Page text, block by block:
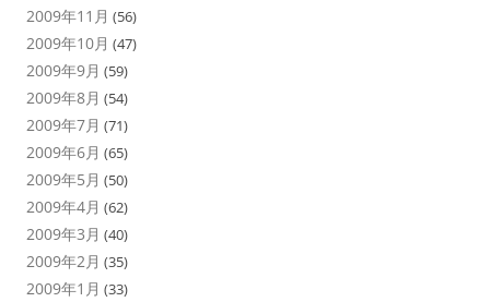
2009年11月 (56)
2009年10月 (47)
2009年9月 (59)
2009年8月 (54)
2009年7月 (71)
2009年6月 (65)
2009年5月 (50)
2009年4月 (62)
2009年3月 (40)
2009年2月 (35)
2009年1月 (33)